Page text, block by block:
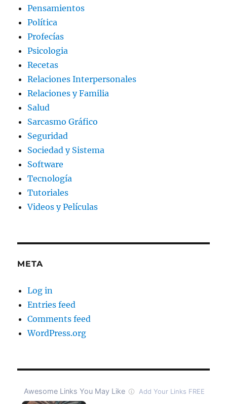
Pensamientos
Política
Profecías
Psicologia
Recetas
Relaciones Interpersonales
Relaciones y Familia
Salud
Sarcasmo Gráfico
Seguridad
Sociedad y Sistema
Software
Tecnología
Tutoriales
Videos y Películas
META
Log in
Entries feed
Comments feed
WordPress.org